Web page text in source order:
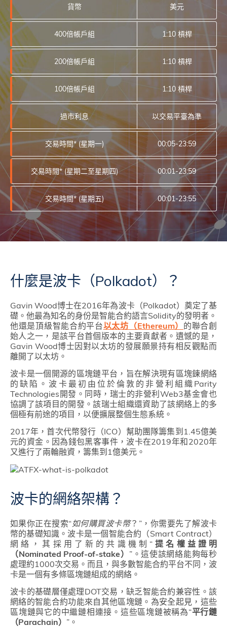
貨幣 美元
400倍帳戶組 1:10 槓桿
200倍帳戶組 1:10 槓桿
100倍帳戶組 1:10 槓桿
過市利息 以交易平臺為準
交易時間* (星期一) 00:05-23:59
交易時間* (星期二至星期四) 00:01-23:59
交易時間* (星期五) 00:01-23:55
什麼是波卡（Polkadot）？
Gavin Wood博士在2016年為波卡（Polkadot）奠定了基
礎。他最為知名的身份是智能合約語言Solidity的發明者。
他還是頂級智能合約平台以太坊（Ethereum） 的聯合創
始人之一，是該平台首個版本的主要貢獻者。遺憾的是，
Gavin Wood博士因對以太坊的發展願景持有相反觀點而
離開了以太坊。
波卡是一個開源的區塊鏈平台，旨在解決現有區塊鍊網絡
的缺陷。波卡最初由位於倫敦的非營利組織Parity
Technologies開發。同時，瑞士的非營利Web3基金會也
協調了該項目的開發。該瑞士組織還資助了該網絡上的多
個極有前途的項目，以便擴展整個生態系統。
2017年，首次代幣發行（ICO）幫助團隊籌集到1.45億美
元的資金。因為錢包黑客事件，波卡在2019年和2020年
又進行了兩輪融資，籌集到1億美元。
波卡的網絡架構？
如果你正在搜索“如何購買波卡幣？”，你需要先了解波卡
幣的基礎知識。波卡是一個智能合約（Smart Contract）
網絡，其採用了新的共識機制“ 提名權益證明
（Nominated Proof-of-stake） ”。這使該網絡能夠每秒
處理約1000次交易。而且，與多數智能合約平台不同，波
卡是一個有多條區塊鏈組成的網絡。
波卡的基礎層僅處理DOT交易，缺乏智能合約兼容性。該
網絡的智能合約功能來自其他區塊鏈。為安全起見，這些
區塊鏈與它的中繼鏈相連接。這些區塊鏈被稱為“平行鏈
（Parachain） ”。